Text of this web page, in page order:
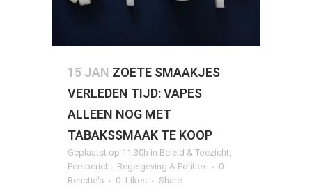
15 JAN ZOETE SMAAKJES
VERLEDEN TIJD: VAPES
ALLEEN NOG MET
TABAKSSMAAK TE KOOP
Geplaatst op 11:30h in Beleid & Toezicht,
Persbericht, Regelgeving & Politiek
0
Reactie's
0 Likes Share